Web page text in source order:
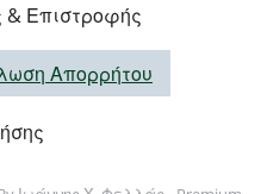
& Επιστροφής
Απορρήτου